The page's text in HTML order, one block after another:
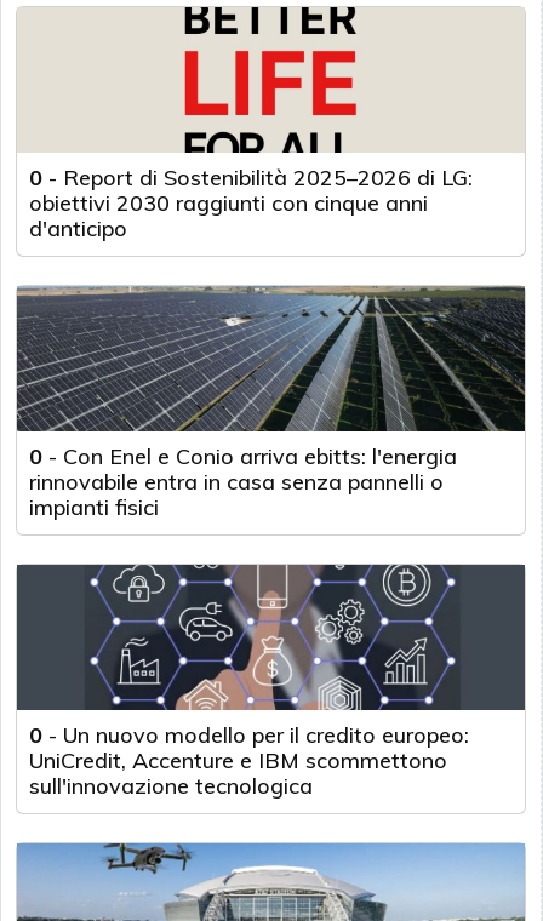
0 - Report di Sostenibilità 2025–2026 di LG:
obiettivi 2030 raggiunti con cinque anni
d'anticipo
0 - Con Enel e Conio arriva ebitts: l'energia
rinnovabile entra in casa senza pannelli o
impianti fisici
0 - Un nuovo modello per il credito europeo:
UniCredit, Accenture e IBM scommettono
sull'innovazione tecnologica